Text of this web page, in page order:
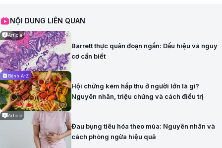
NỘI DUNG LIÊN QUAN
Article
Barrett thực quản đoạn ngắn: Dấu hiệu và nguy
cơ cần biết
Bệnh A-Z
Hội chứng kém hấp thu ở người lớn là gì?
Nguyên nhân, triệu chứng và cách điều trị
Article
Đau bụng tiêu hóa theo mùa: Nguyên nhân và
cách phòng ngừa hiệu quả